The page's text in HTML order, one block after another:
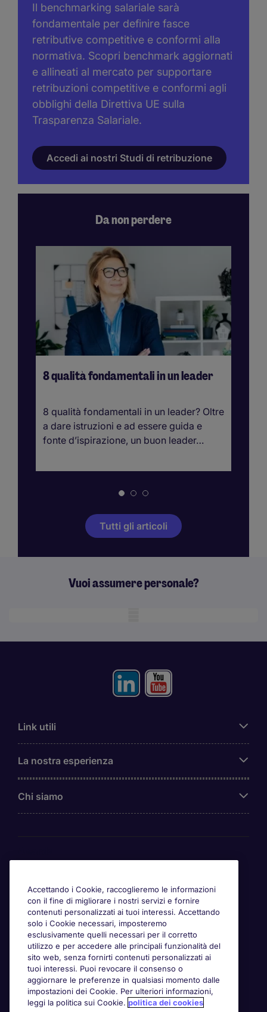
Il benchmarking salariale sarà
fondamentale per definire fasce
retributive competitive e conformi alla
normativa. Scopri benchmark aggiornati
e allineati al mercato per supportare
retribuzioni competitive e conformi agli
obblighi della Direttiva UE sulla
Trasparenza Salariale.
Accedi ai nostri Studi di retribuzione
Da non perdere
8 qualità fondamentali in un leader
8 qualità fondamentali in un leader? Oltre
a dare istruzioni e ad essere guida e
fonte d’ispirazione, un buon leader…
Tutti gli articoli
Vuoi assumere personale?
Link utili
La nostra esperienza
Chi siamo
Accettando i Cookie, raccoglieremo le informazioni
con il fine di migliorare i nostri servizi e fornire
contenuti personalizzati ai tuoi interessi. Accettando
solo i Cookie necessari, imposteremo
esclusivamente quelli necessari per il corretto
utilizzo e per accedere alle principali funzionalità del
sito web, senza fornirti contenuti personalizzati ai
tuoi interessi. Puoi revocare il consenso o
aggiornare le preferenze in qualsiasi momento dalle
impostazioni dei Cookie. Per ulteriori informazioni,
leggi la politica sui Cookie. politica dei cookies